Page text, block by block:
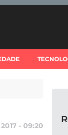
- 09:20